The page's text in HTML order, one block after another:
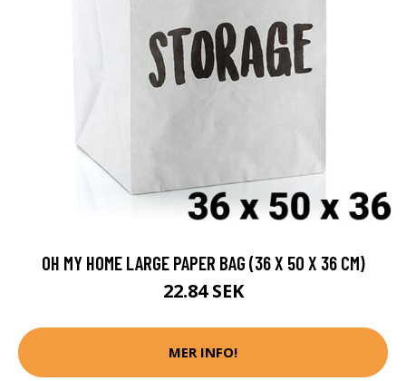
OH MY HOME LARGE PAPER BAG (36 X 50 X 36 CM)
22.84 SEK
MER INFO!